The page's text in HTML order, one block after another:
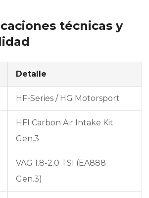
técnicas y
Detalle
HF-Series / HG Motorsport
HFI Carbon Air Intake Kit
Gen.3
VAG 1.8-2.0 TSI (EA888
Gen.3)